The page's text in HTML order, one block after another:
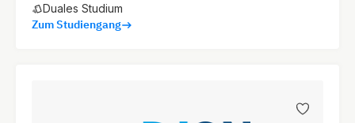
Duales Studium
Zum Studiengang